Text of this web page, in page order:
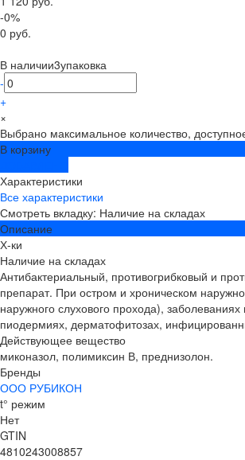
-0%
0 руб.
В наличии3упаковка
-
+
×
Выбрано максимальное количество,
В корзину
Характеристики
Все характеристики
Смотреть вкладку: Наличие на складах
Описание
Х-ки
Наличие на складах
Антибактериальный, противогрибковый и
препарат. При остром и хроническом
наружного слухового прохода),
пиодермиях, дерматофитозах,
Действующее вещество
миконазол, полимиксин В, преднизолон.
Бренды
ООО РУБИКОН
t° режим
Нет
GTIN
4810243008857